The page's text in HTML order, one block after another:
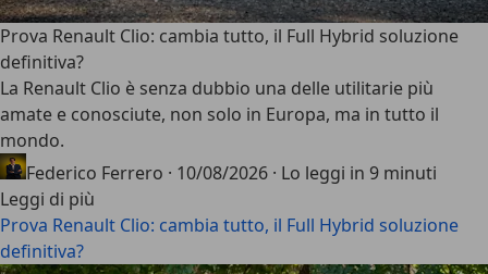
Prova Renault Clio: cambia tutto, il Full Hybrid soluzione
definitiva?
La Renault Clio è senza dubbio una delle utilitarie più
amate e conosciute, non solo in Europa, ma in tutto il
mondo.
Federico Ferrero · 10/08/2026 · Lo leggi in 9 minuti
Leggi di più
Prova Renault Clio: cambia tutto, il Full Hybrid soluzione
definitiva?